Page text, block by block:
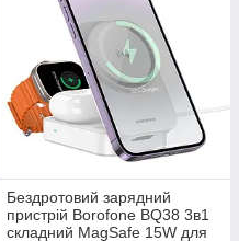
Бездротовий зарядний
пристрій Borofone BQ38 3в1
складний MagSafe 15W для